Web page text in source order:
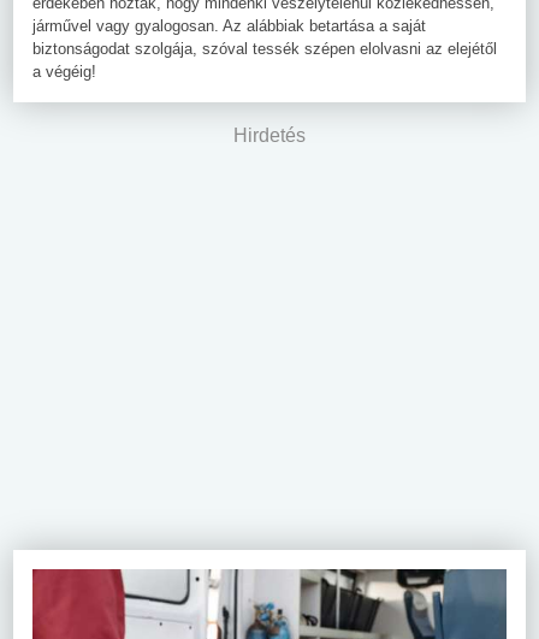
járművel vagy gyalogosan. Az alábbiak betartása a saját
biztonságodat szolgája, szóval tessék szépen elolvasni az elejétől
a végéig!
Hirdetés